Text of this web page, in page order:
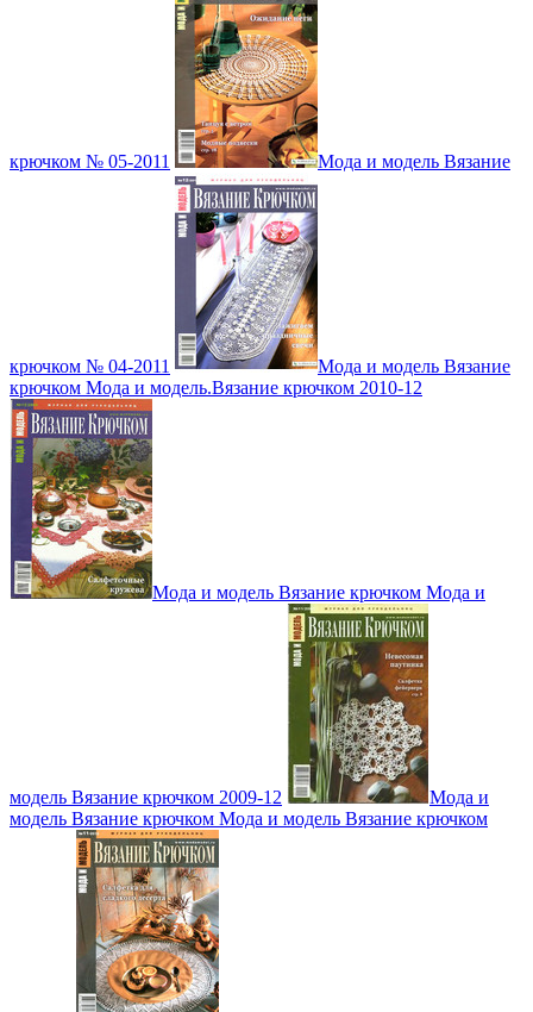
крючком № 05-2011 Мода и модель Вязание
крючком № 04-2011
Мода и модель Вязание
крючком Мода и модель.Вязание крючком 2010-12
Мода и модель Вязание крючком Мода и
модель Вязание крючком 2009-12
Мода и
модель Вязание крючком Мода и модель Вязание крючком